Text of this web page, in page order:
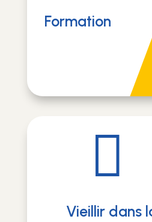
Formation

Vieillir dans